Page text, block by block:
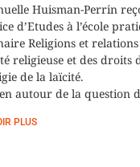
Huisman-Perrin
d’Etudes à l’école
Religions et
religieuse et des droits
de la laïcité.
autour de la question
PLUS